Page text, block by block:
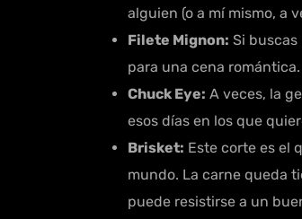
alguien (o a mí mismo, a
Filete Mignon: Si buscas
para una cena
Chuck Eye: A veces, la
esos días en los que
Brisket: Este corte es el
mundo. La carne queda
puede resistirse a un